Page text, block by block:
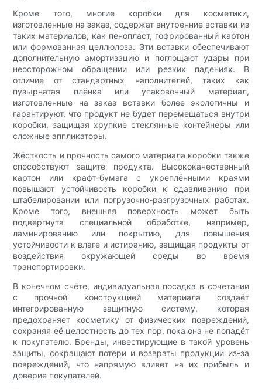
Кроме того, многие коробки для косметики,
изготовленные на заказ, содержат внутренние вставки из
таких материалов, как пенопласт, гофрированный картон
или формованная целлюлоза. Эти вставки обеспечивают
дополнительную амортизацию и поглощают удары при
неосторожном обращении или резких падениях. В
отличие от стандартных наполнителей, таких как
пузырчатая плёнка или упаковочный материал,
изготовленные на заказ вставки более экологичны и
гарантируют, что продукт не будет перемещаться внутри
коробки, защищая хрупкие стеклянные контейнеры или
сложные аппликаторы.
Жёсткость и прочность самого материала коробки также
способствуют защите продукта. Высококачественный
картон или крафт-бумага с укреплёнными краями
повышают устойчивость коробки к сдавливанию при
штабелировании или погрузочно-разгрузочных работах.
Кроме того, внешняя поверхность может быть
подвергнута специальной обработке, например,
ламинированию или покрытию, для повышения
устойчивости к влаге и истиранию, защищая продукты от
воздействия окружающей среды во время
транспортировки.
В конечном счёте, индивидуальная посадка в сочетании
с прочной конструкцией материала создаёт
интегрированную защитную систему, которая
предохраняет косметику от физических повреждений,
сохраняя её целостность до тех пор, пока она не попадёт
к покупателю. Бренды, инвестирующие в такой уровень
защиты, сокращают потери и возвраты продукции из-за
повреждений, что напрямую влияет на их прибыль и
доверие покупателей.